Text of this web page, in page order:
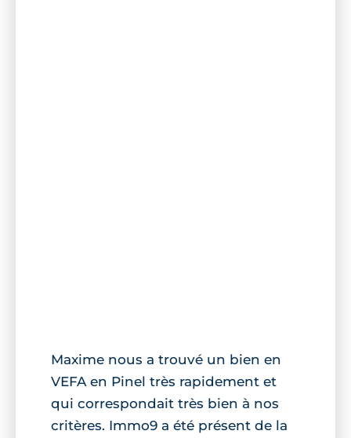
Maxime nous a trouvé un bien en
VEFA en Pinel très rapidement et
qui correspondait très bien à nos
critères. Immo9 a été présent de la